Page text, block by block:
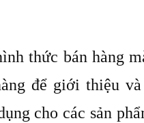
thức bán hàng
để giới thiệu
cho các sản